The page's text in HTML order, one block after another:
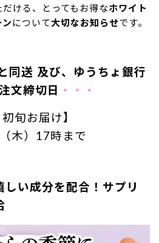
ける、とってもお得なホワイト
について大切なお知らせです。
同送 及び、ゆうちょ銀行
文締切日
・・・
初旬お届け】
（木）17時まで
しい成分を配合！サプリ